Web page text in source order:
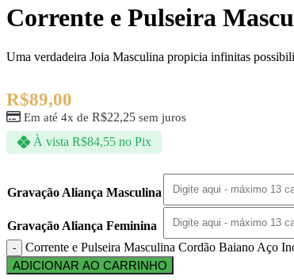
Corrente e Pulseira
Uma verdadeira Joia Masculina propicia infinitas
R$89,00
Em até 4x de R$22,25 sem juros
À vista R$84,55 no Pix
Gravação Aliança Masculina
Gravação Aliança Feminina
Corrente e Pulseira Masculina Cordão Baiano Aço
ADICIONAR AO CARRINHO